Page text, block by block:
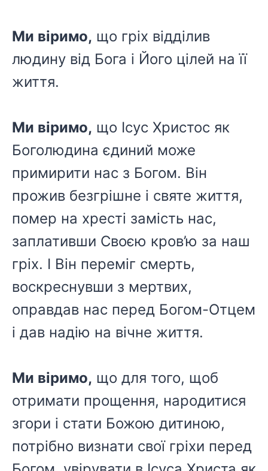
Ми віримо, що гріх відділив
людину від Бога і Його цілей на її
життя.
Ми віримо, що Ісус Христос як
Боголюдина єдиний може
примирити нас з Богом. Він
прожив безгрішне і святе життя,
помер на хресті замість нас,
заплативши Своєю кров’ю за наш
гріх. І Він переміг смерть,
воскреснувши з мертвих,
оправдав нас перед Богом-Отцем
і дав надію на вічне життя.
Ми віримо, що для того, щоб
отримати прощення, народитися
згори і стати Божою дитиною,
потрібно визнати свої гріхи перед